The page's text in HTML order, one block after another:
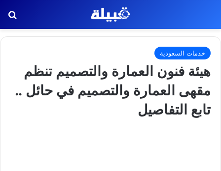
خدمات السعودية
هيئة فنون العمارة والتصميم تنظم
مقهى العمارة والتصميم في حائل ..
تابع التفاصيل